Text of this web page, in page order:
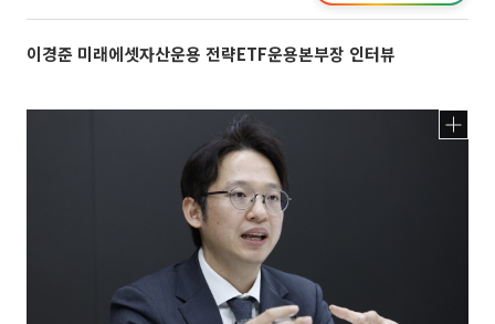
이경준 미래에셋자산운용 전략ETF운용본부장 인터뷰